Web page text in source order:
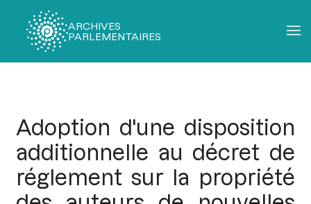
ARCHIVES
PARLEMENTAIRES
Adoption d'une disposition
additionnelle au décret de
réglement sur la propriété